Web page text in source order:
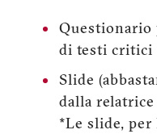
Questionario
di testi critici
Slide
dalla
*Le slide,